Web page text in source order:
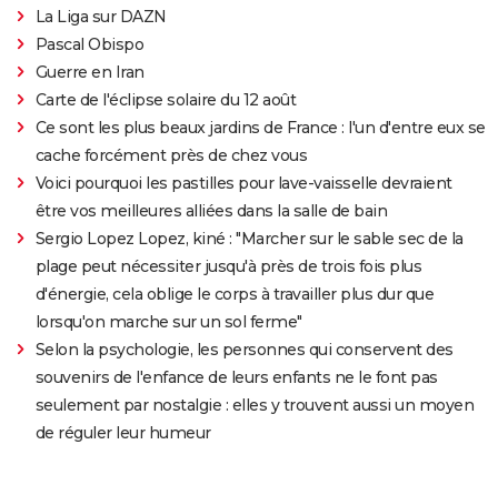
La Liga sur DAZN
Pascal Obispo
Guerre en Iran
Carte de l'éclipse solaire du 12 août
Ce sont les plus beaux jardins de France : l'un d'entre eux se
cache forcément près de chez vous
Voici pourquoi les pastilles pour lave-vaisselle devraient
être vos meilleures alliées dans la salle de bain
Sergio Lopez Lopez, kiné : "Marcher sur le sable sec de la
plage peut nécessiter jusqu'à près de trois fois plus
d'énergie, cela oblige le corps à travailler plus dur que
lorsqu'on marche sur un sol ferme"
Selon la psychologie, les personnes qui conservent des
souvenirs de l'enfance de leurs enfants ne le font pas
seulement par nostalgie : elles y trouvent aussi un moyen
de réguler leur humeur